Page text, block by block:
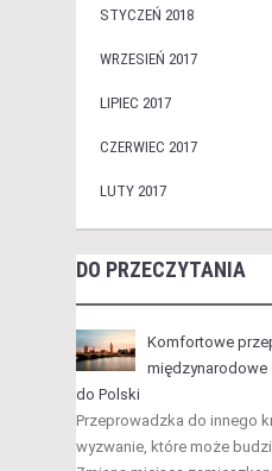
STYCZEŃ 2018
WRZESIEŃ 2017
LIPIEC 2017
CZERWIEC 2017
LUTY 2017
DO PRZECZYTANIA
Komfortowe
do Polski
Przeprowadzka do innego
wyzwanie, które może